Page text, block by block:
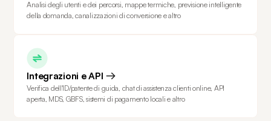
Analisi degli utenti e dei percorsi, mappe termiche, previsione intelligente
della domanda, canalizzazioni di conversione e altro
Integrazioni e API
Verifica dell'ID/patente di guida, chat di assistenza clienti online, API
aperta, MDS, GBFS, sistemi di pagamento locali e altro